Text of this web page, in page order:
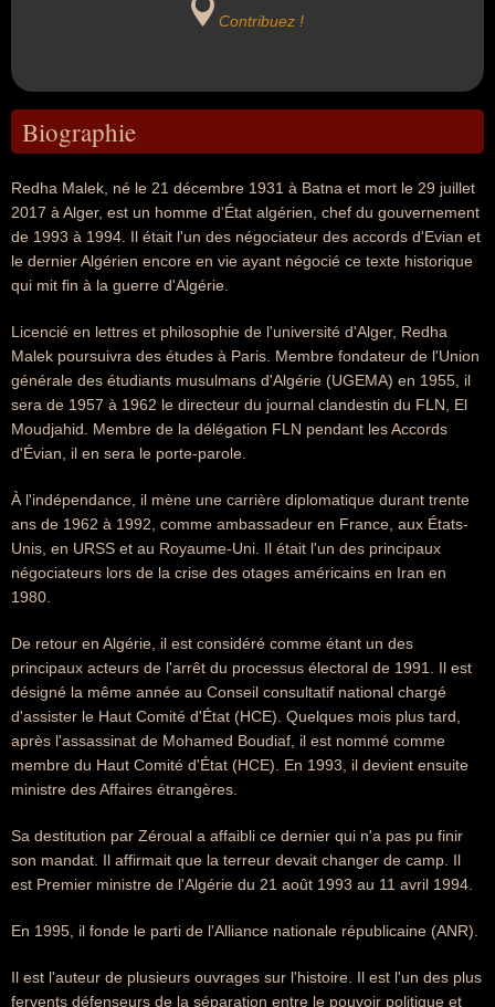
Contribuez !
Biographie
Redha Malek, né le 21 décembre 1931 à Batna et mort le 29 juillet
2017 à Alger, est un homme d'État algérien, chef du gouvernement
de 1993 à 1994. Il était l'un des négociateur des accords d'Evian et
le dernier Algérien encore en vie ayant négocié ce texte historique
qui mit fin à la guerre d'Algérie.
Licencié en lettres et philosophie de l'université d'Alger, Redha
Malek poursuivra des études à Paris. Membre fondateur de l'Union
générale des étudiants musulmans d'Algérie (UGEMA) en 1955, il
sera de 1957 à 1962 le directeur du journal clandestin du FLN, El
Moudjahid. Membre de la délégation FLN pendant les Accords
d'Évian, il en sera le porte-parole.
À l'indépendance, il mène une carrière diplomatique durant trente
ans de 1962 à 1992, comme ambassadeur en France, aux États-
Unis, en URSS et au Royaume-Uni. Il était l'un des principaux
négociateurs lors de la crise des otages américains en Iran en
1980.
De retour en Algérie, il est considéré comme étant un des
principaux acteurs de l'arrêt du processus électoral de 1991. Il est
désigné la même année au Conseil consultatif national chargé
d'assister le Haut Comité d'État (HCE). Quelques mois plus tard,
après l'assassinat de Mohamed Boudiaf, il est nommé comme
membre du Haut Comité d'État (HCE). En 1993, il devient ensuite
ministre des Affaires étrangères.
Sa destitution par Zéroual a affaibli ce dernier qui n'a pas pu finir
son mandat. Il affirmait que la terreur devait changer de camp. Il
est Premier ministre de l'Algérie du 21 août 1993 au 11 avril 1994.
En 1995, il fonde le parti de l'Alliance nationale républicaine (ANR).
Il est l'auteur de plusieurs ouvrages sur l'histoire. Il est l'un des plus
fervents défenseurs de la séparation entre le pouvoir politique et